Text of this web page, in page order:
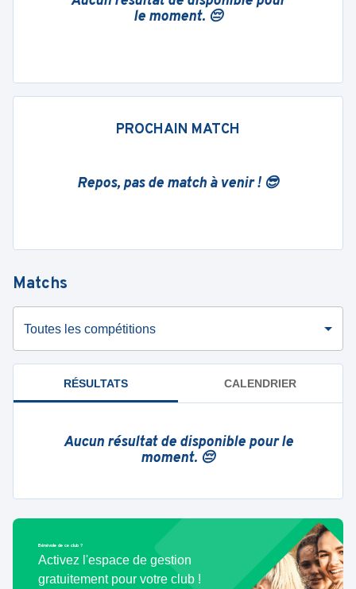
le moment. 😔
PROCHAIN MATCH
Repos, pas de match à venir ! 😎
Matchs
Toutes les compétitions
RÉSULTATS CALENDRIER
Aucun résultat de disponible pour le
moment. 😔
Bénévole de ce club ?
Activez l'espace de gestion
gratuitement pour votre club !